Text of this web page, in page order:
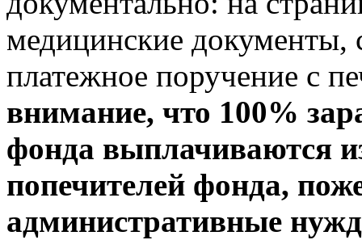
медицинские документы,
платежное поручение с
внимание, что 100%
фонда выплачиваются
попечителей фонда,
административные